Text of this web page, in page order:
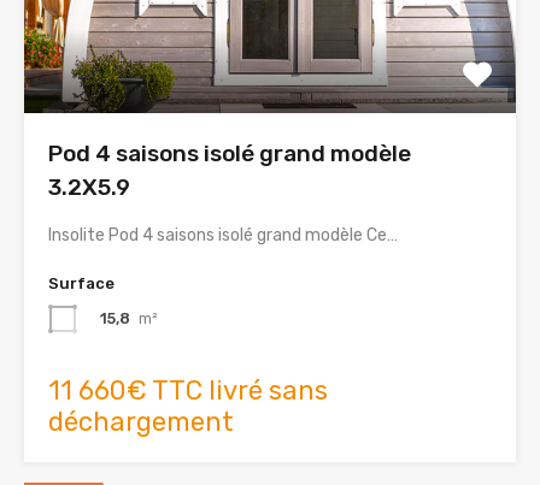
Pod 4 saisons isolé grand modèle
3.2X5.9
Insolite Pod 4 saisons isolé grand modèle Ce…
Surface
15,8 m²
11 660€ TTC livré sans
déchargement